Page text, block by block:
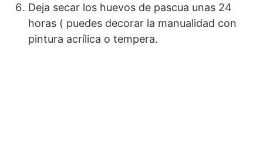
Deja secar los huevos de pascua unas 24
horas ( puedes decorar la manualidad con
pintura acrílica o tempera.